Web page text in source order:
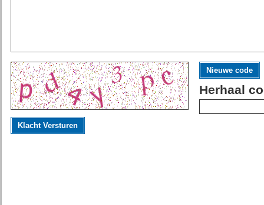
Nieuwe code
Herhaal
Klacht Versturen